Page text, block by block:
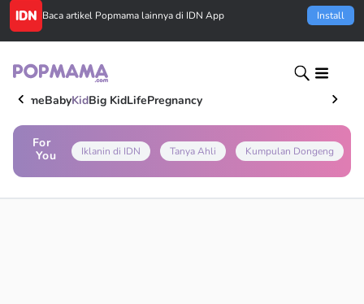
Baca artikel Popmama lainnya di IDN App Install
HomeBabyKidBig KidLifePregnancy
For
You
Iklanin di IDN Tanya Ahli Kumpulan Dongeng